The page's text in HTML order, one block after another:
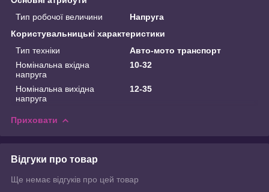
Тип робочої величини
Напруга
Користувальницькі характеристики
Тип техніки
Авто-мото транспорт
Номінальна вхідна
напруга
10-32
Номінальна вихідна
напруга
12-35
Приховати
Відгуки про товар
Ще немає відгуків про цей товар